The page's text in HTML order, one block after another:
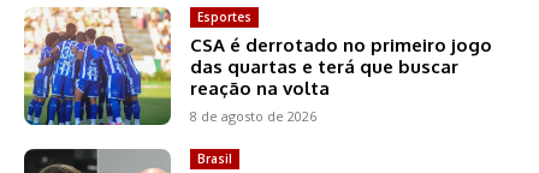
Esportes
CSA é derrotado no primeiro jogo
das quartas e terá que buscar
reação na volta
8 de agosto de 2026
Brasil